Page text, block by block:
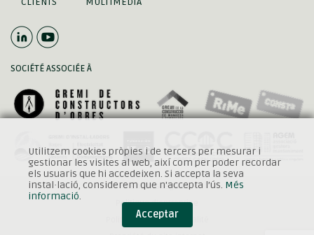
SOCIÉTÉ ASSOCIÉE À
Mentions légales
Politique d'entreprise
Politique de confidentialité
Utilitzem cookies pròpies i de tercers per mesurar i
gestionar les visites al web, així com per poder recordar
els usuaris que hi accedeixen. Si accepta la seva
instal·lació, considerem que n'accepta l’ús. Més
informació.
Acceptar